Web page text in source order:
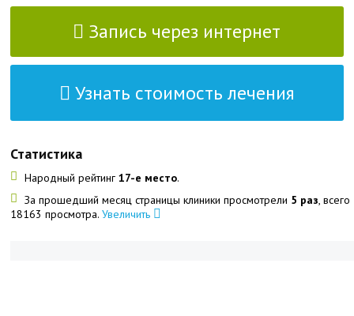
Запись через интернет
Узнать стоимость лечения
Статистика
Народный рейтинг17-е место.
За прошедший месяц страницы клиники просмотрели 5 раз, всего
18163 просмотра.Увеличить